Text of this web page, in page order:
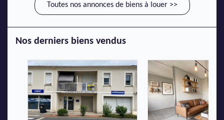
Toutes nos annonces de biens à louer >>
Nos derniers biens vendus